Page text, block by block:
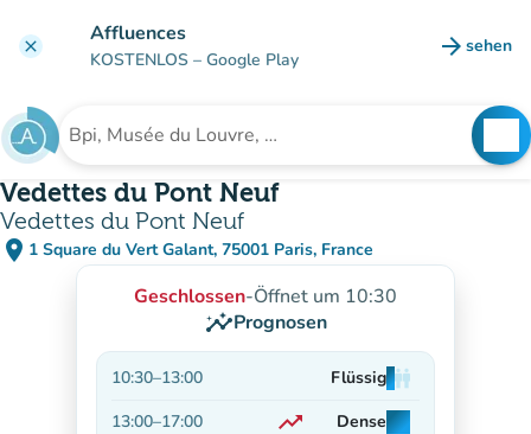
clear Affluences
KOSTENLOS – Google Play arrow_forward sehen
(new
Suche nach einer Einrichtung
Vedettes du Pont Neuf
Vedettes du Pont Neuf
place 1 Square du Vert Galant, 75001 Paris, France
(in Google Maps öffnen)
(new tab)
Geschlossen-Öffnet um 10:30
insightsPrognosen
10:30–13:00 Flüssigman
man
man
13:00–17:00 trending_up Denseman
man
man